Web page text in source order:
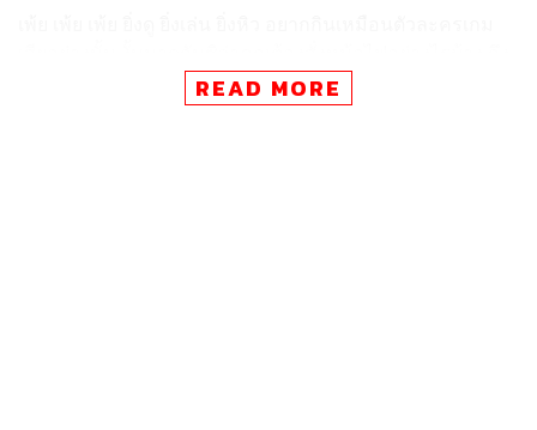
จะได้กินเหมือนเหล่าลูกค้าในเกม My Hotpot Story
READ MORE